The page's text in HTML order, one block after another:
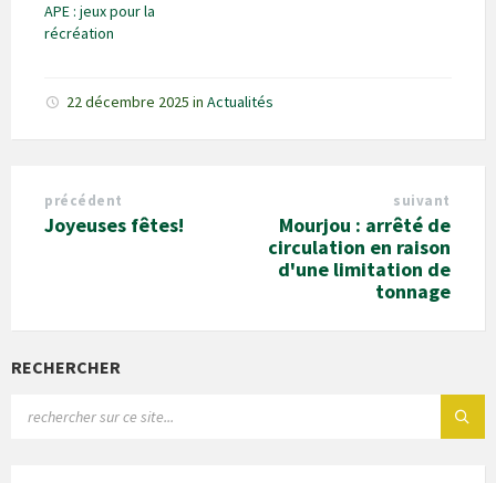
APE : jeux pour la
récréation
22 décembre 2025 in Actualités
précédent
Joyeuses fêtes!
suivant
Mourjou : arrêté de
circulation en raison
d'une limitation de
tonnage
RECHERCHER